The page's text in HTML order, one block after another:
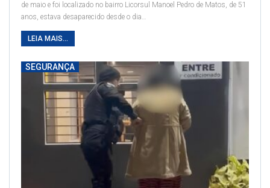
de maio e foi localizado no bairro Licorsul Manoel Pedro de Matos, de 51
anos, estava desaparecido desde o dia…
LEIA MAIS...
SEGURANÇA